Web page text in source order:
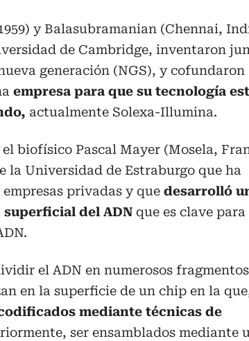
y Balasubramanian (Chennai,
de Cambridge, inventaron
generación (NGS), y cofundaron
empresa para que su tecnología
actualmente Solexa-Illumina.
biofísico Pascal Mayer (Mosela,
la Universidad de Estraburgo que ha
privadas y que desarrolló
del ADN que es clave para
el ADN en numerosos fragmentos
en la superficie de un chip en la
mediante técnicas de
ser ensamblados mediante